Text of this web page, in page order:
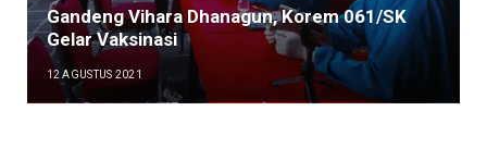
Gandeng Vihara Dhanagun, Korem 061/SK
Gelar Vaksinasi
12 AGUSTUS 2021